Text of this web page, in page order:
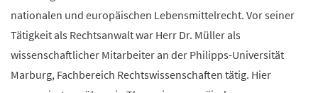
nationalen und europäischen Lebensmittelrecht. Vor seiner
Tätigkeit als Rechtsanwalt war Herr Dr. Müller als
wissenschaftlicher Mitarbeiter an der Philipps-Universität
Marburg, Fachbereich Rechtswissenschaften tätig. Hier